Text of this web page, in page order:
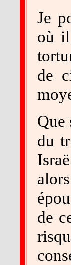
Je
où
de
Que
du
de